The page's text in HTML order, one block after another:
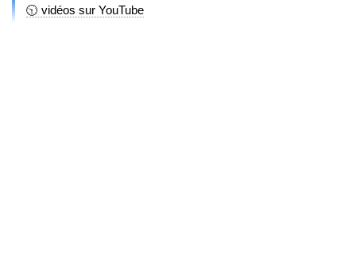
🕥 vidéos sur YouTube